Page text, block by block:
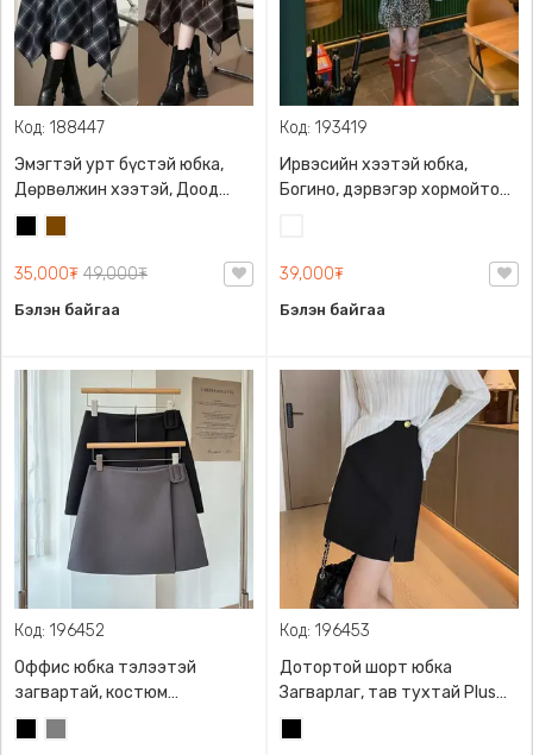
Код: 188447
Эмэгтэй урт бүстэй юбка,
Дөрвөлжин хээтэй, Доод
хэсгээрээ тэгш бус
долгиолсон эсгүүртэй, 2
өнгийн сонголттой
35,000₮ 49,000₮
Бэлэн байгаа
Код: 193419
Ирвэсийн хээтэй юбка,
Богино, дэрвэгэр хормойтой,
39,000₮
Бэлэн байгаа
Код: 196452
Оффис юбка тэлээтэй
загвартай, костюм
материалтай өндөр
суудалтай юбка, А
Код: 196453
Дотортой шорт юбка
Загварлаг, тав тухтай Plus
size оффис юбка 50-90кг
таарна